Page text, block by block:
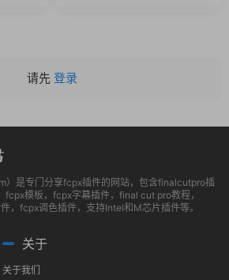
请先 登录
）是专门分享fcpx插件的网站，包含finalcutpro插
模板，fcpx字幕插件，final cut pro教程，
，fcpx调色插件，支持Intel和M芯片插件等。
关于
关于我们